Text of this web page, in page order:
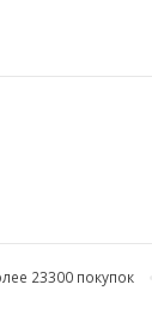
23300покупок